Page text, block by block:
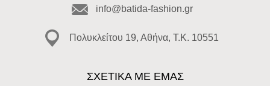
info@batida-fashion.gr
Πολυκλείτου 19, Αθήνα, T.K. 10551
ΣΧΕΤΙΚΑ ΜΕ ΕΜΑΣ